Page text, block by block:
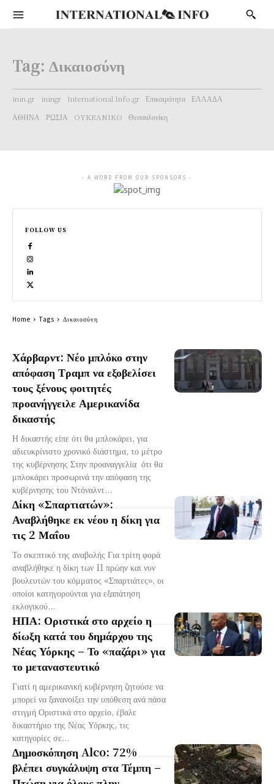
Tag: Δικαιοσύνη
inin.gr iningr International Info.gr Επικαιρότητα
ΕΛΛΑΔΑ
ΑΘΗΝΑ
ΡΩΣΙΑ OYKRANIKO Θεσσαλονίκη
Χάρβαρντ: Νέο μπλόκο στην
απόφαση Τραμπ να εξοβελίσει
τους ξένους φοιτητές
προανήγγειλε Αμερικανίδα
δικαστής
Η δικαστής είπε ότι θα μπλοκάρει, για
αδιευκρίνιστο χρονικό διάστημα, το μέτρο
της κυβέρνησης Στην προαναγγελία ότι θα
μπλοκάρει προσωρινά την απόφαση της
κυβέρνησης του Ντόναλντ...
Δίκη «Σπαρτιατών»:
Αναβλήθηκε εκ νέου η δίκη για
τις 2 Μαΐου
Το σκεπτικό της αναβολής Για τρίτη φορά
αναβλήθηκε η δίκη των 11 πρώην και νυν
βουλευτών του κόμματος «Σπαρτιάτες», οι
οποίοι κατηγορούνται για εξαπάτηση
εκλογικού...
ΗΠΑ: Οριστικά στο αρχείο η
δίωξη κατά του δημάρχου της
Νέας Υόρκης – Το «παζάρι» για
το μεταναστευτικό
Γιατί η αμερικανική κυβέρνηση ζητούσε να
μπορεί να ξανανοίξει την υπόθεση ανά πάσα
στιγμή Οριστικά στο αρχείο, έβαλε
δικαστήριο της Νέας Υόρκης, τις
κατηγορίες σε...
Δημοσκόπηση Alco: 72%
βλέπει συγκάλυψη στα Τέμπη –
- A WORD FROM OUR SPONSORS -
FOLLOW US
Home Tags Δικαιοσύνη